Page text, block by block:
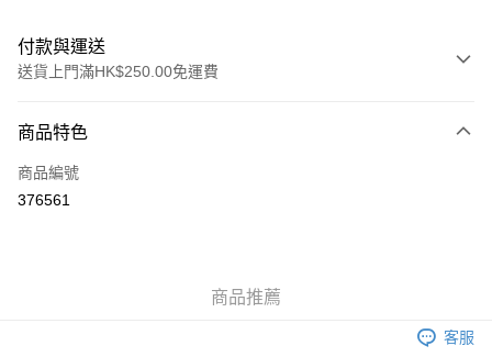
付款與運送
送貨上門滿HK$250.00免運費
信用卡
Apple Pay
商品特色
商品編號
376561
商品推薦
客服